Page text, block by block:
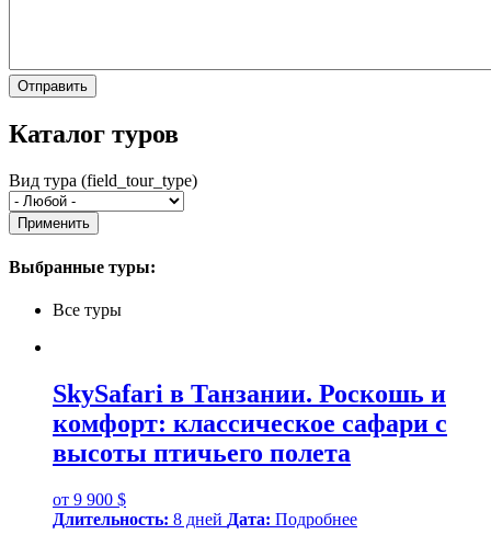
Каталог туров
Вид тура (field_tour_type)
Выбранные туры:
Все туры
SkySafari в Танзании. Роскошь и
комфорт: классическое сафари с
высоты птичьего полета
от 9 900 $
Длительность: 8 дней Дата: Подробнее